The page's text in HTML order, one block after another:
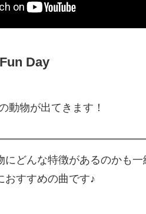
Day
動物が出てきます！
にどんな特徴があるのかも
おすすめの曲です♪